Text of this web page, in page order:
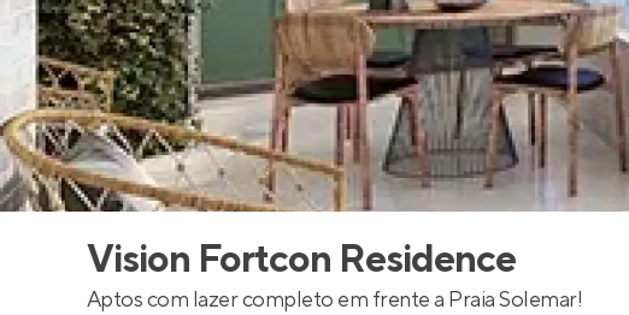
Vision Fortcon Residence
Aptos com lazer completo em frente a Praia Solemar!